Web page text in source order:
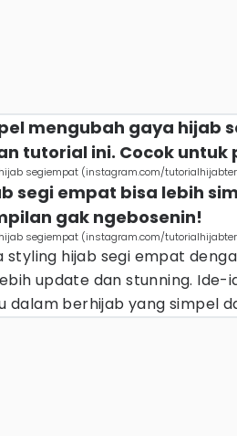
mengubah gaya hijab
tutorial ini. Cocok untuk
segiempat (instagram.com/
segi empat bisa lebih
gak ngebosenin!
segiempat (instagram.com/
styling hijab segi empat
update dan stunning. Ide-
dalam berhijab yang simpel